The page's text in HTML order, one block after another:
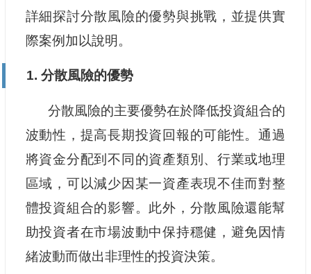
詳細探討分散風險的優勢與挑戰，並提供實
際案例加以說明。
1. 分散風險的優勢
分散風險的主要優勢在於降低投資組合的
波動性，提高長期投資回報的可能性。通過
將資金分配到不同的資產類別、行業或地理
區域，可以減少因某一資產表現不佳而對整
體投資組合的影響。此外，分散風險還能幫
助投資者在市場波動中保持穩健，避免因情
緒波動而做出非理性的投資決策。